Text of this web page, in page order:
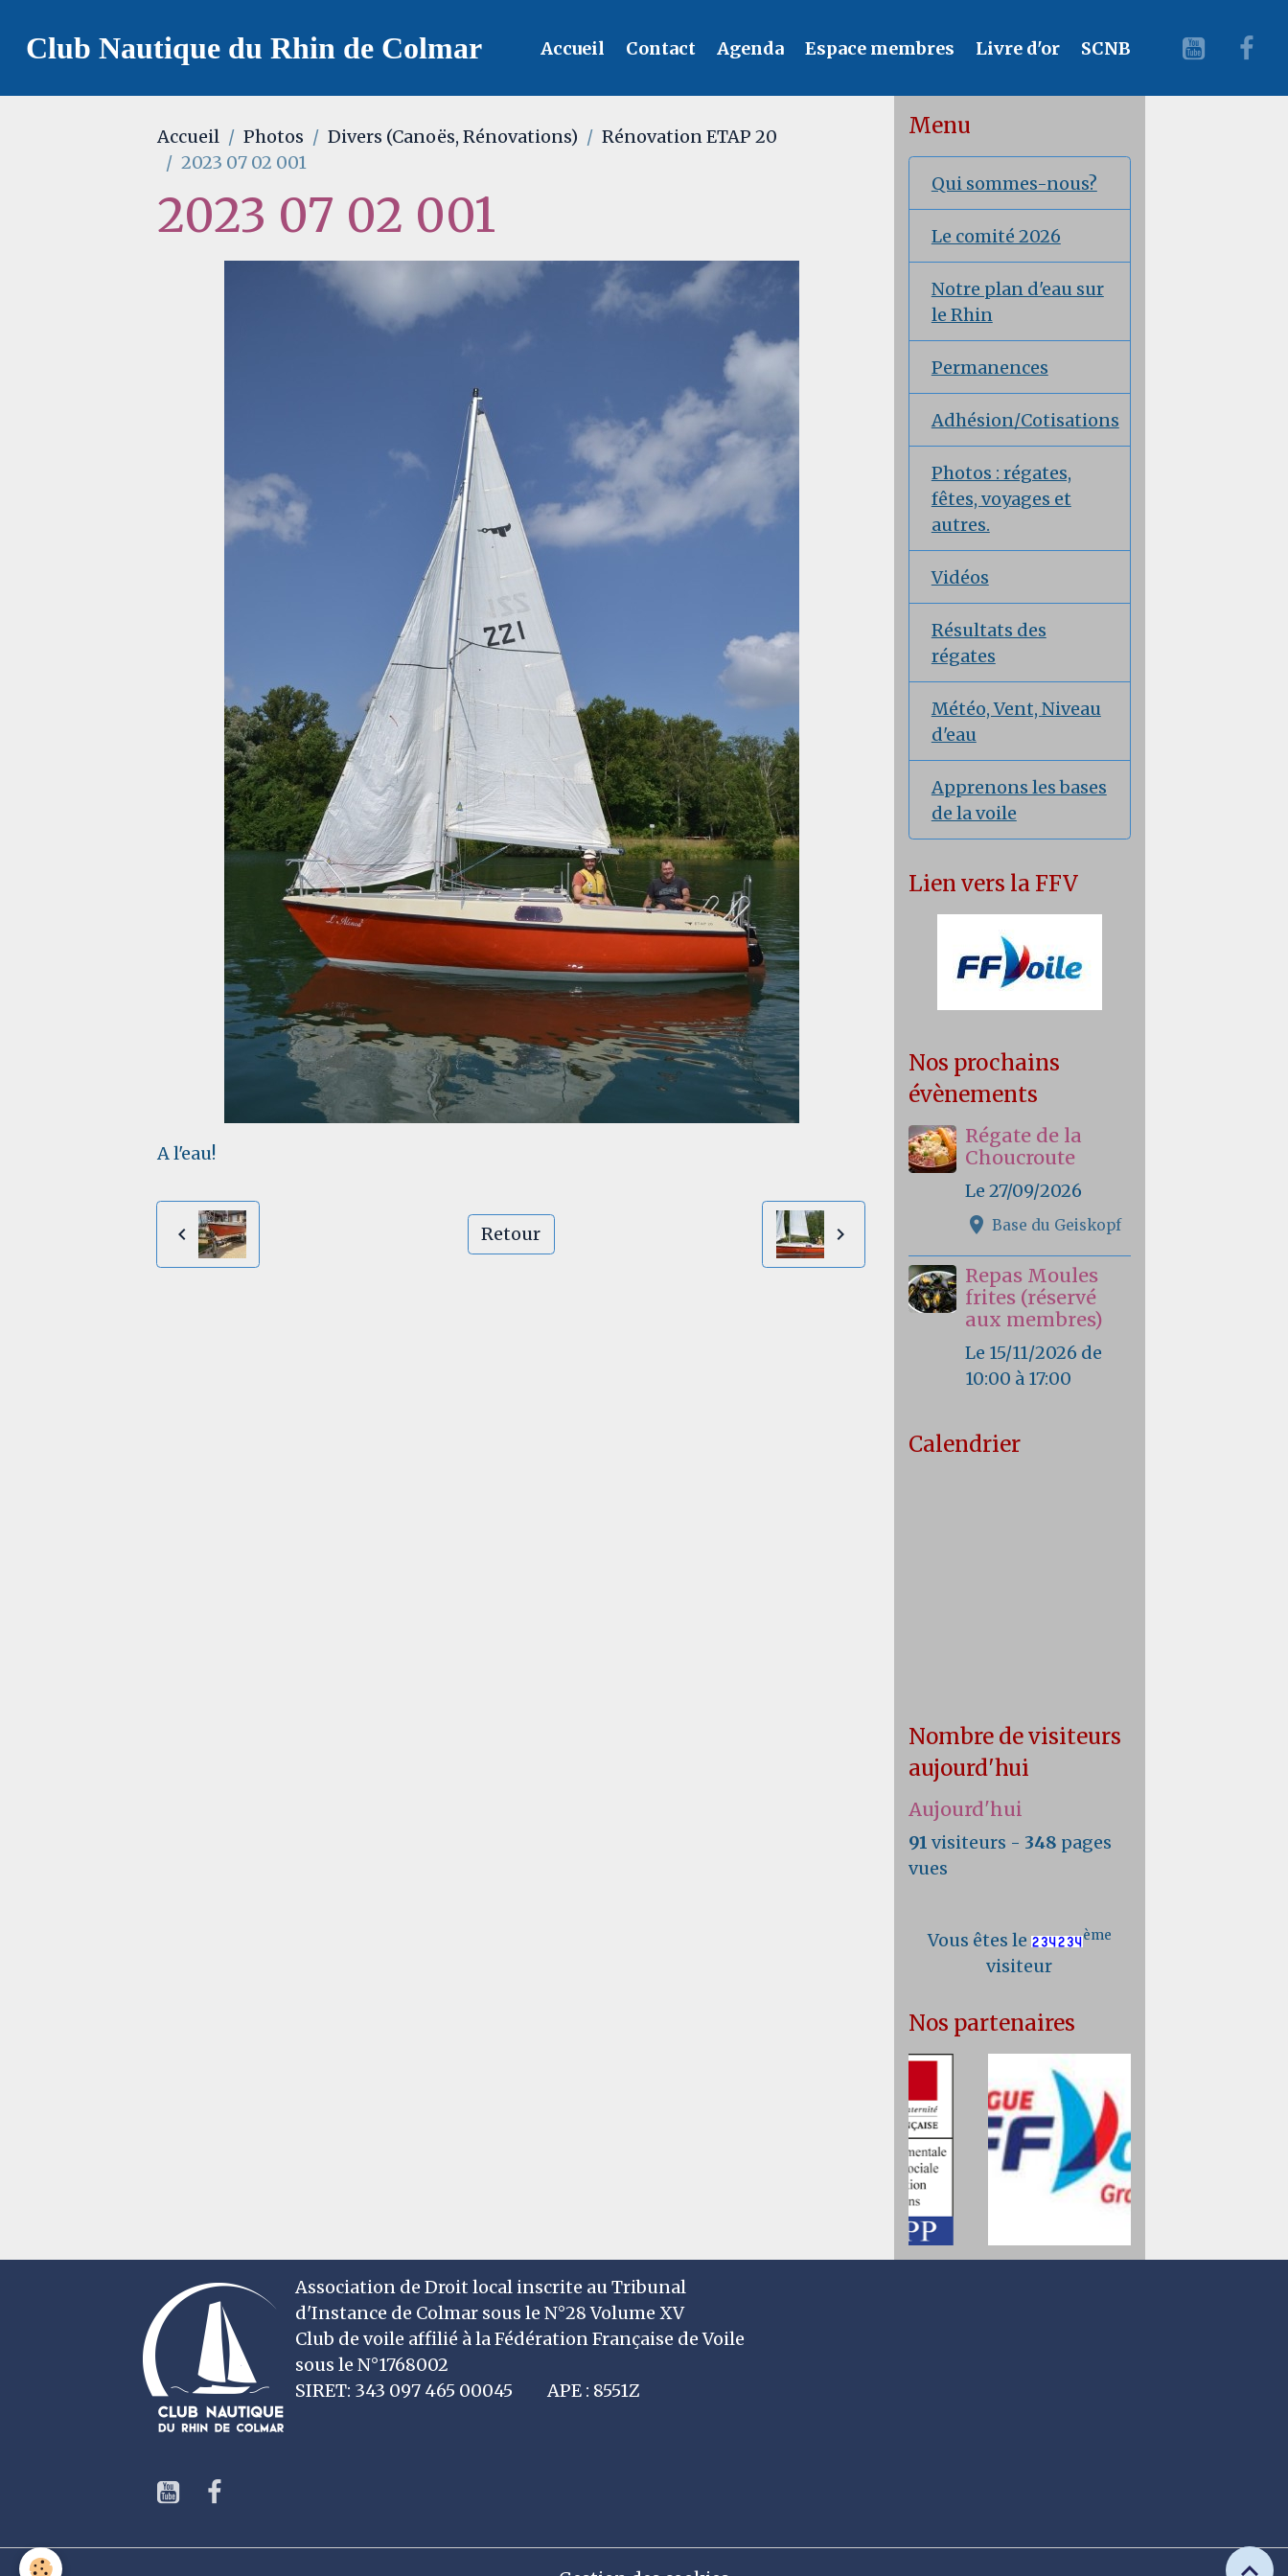
Club Nautique du Rhin de Colmar Accueil Contact Agenda Espace membres Livre d'or SCNB
Accueil Photos Divers (Canoës, Rénovations)
Rénovation ETAP 20
2023 07 02 001
2023 07 02 001
A l'eau!
Retour
Menu
Qui sommes-nous?
Le comité 2026
Notre plan d'eau sur
le Rhin
Permanences
Adhésion/Cotisations
Photos : régates,
fêtes, voyages et
autres.
Vidéos
Résultats des
régates
Météo, Vent, Niveau
d'eau
Apprenons les bases
de la voile
Lien vers la FFV
Nos prochains
évènements
Régate de la
Choucroute
Le 27/09/2026
Base du Geiskopf
Repas Moules
frites (réservé
aux membres)
Le 15/11/2026 de
10:00 à 17:00
Calendrier
Nombre de visiteurs
aujourd'hui
Aujourd'hui
91 visiteurs - 348 pages
vues
Vous êtes le ème
visiteur
Nos partenaires
Association de Droit local inscrite au Tribunal
d'Instance de Colmar sous le N°28 Volume XV
Club de voile affilié à la Fédération Française de Voile
sous le N°1768002
SIRET: 343 097 465 00045 APE : 8551Z